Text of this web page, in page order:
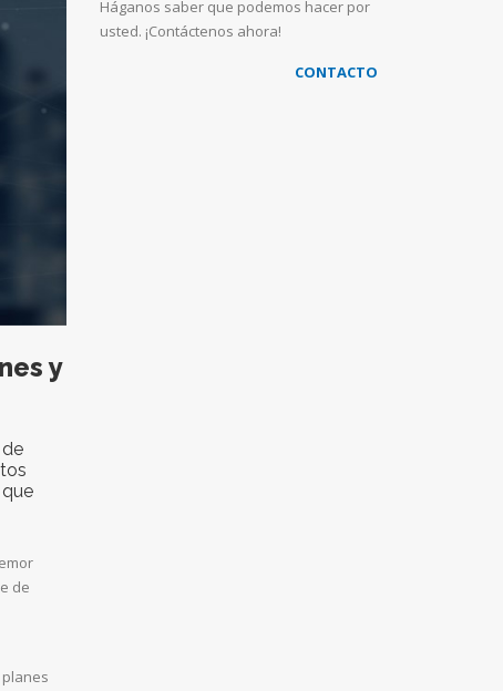
y
de
Háganos saber que podemos hacer por
usted. ¡Contáctenos ahora!
CONTACTO